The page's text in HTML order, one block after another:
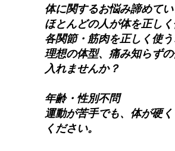
体に関するお悩み諦めて
ほとんどの人が体を正しく
各関節・筋肉を正しく使う
理想の体型、痛み知らず
入れませんか？
年齢・性別不問
運動が苦手でも、体が硬
ください。